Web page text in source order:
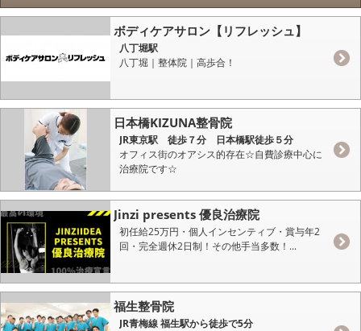
ボディケアサロン【リフレッシュ】
八丁堀駅
八丁堀｜整体院｜高歩合！
日本橋KIZUNA整骨院
JR東京駅 徒歩７分 日本橋駅徒歩５分
オフィス街のオアシス的存在☆自費診療中心に
治療院です☆
Jinzi presents 優良治療院
初任給25万円・個人インセンティブ・賞与年2
回・完全週休2日制！その他手当多数！...
福生整骨院
JR青梅線 福生駅から徒歩で5分